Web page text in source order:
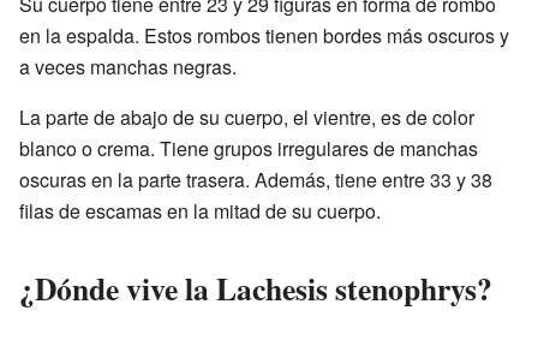
en la espalda. Estos rombos tienen bordes más oscuros y
a veces manchas negras.
La parte de abajo de su cuerpo, el vientre, es de color
blanco o crema. Tiene grupos irregulares de manchas
oscuras en la parte trasera. Además, tiene entre 33 y 38
filas de escamas en la mitad de su cuerpo.
¿Dónde vive la Lachesis stenophrys?